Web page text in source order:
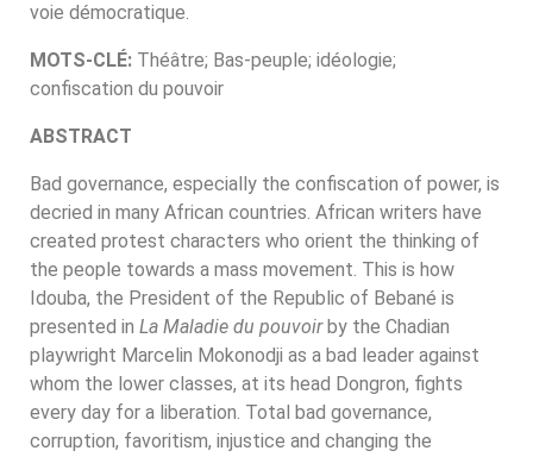
voie démocratique.
MOTS-CLÉ: Théâtre; Bas-peuple; idéologie;
confiscation du pouvoir
ABSTRACT
Bad governance, especially the confiscation of power, is
decried in many African countries. African writers have
created protest characters who orient the thinking of
the people towards a mass movement. This is how
Idouba, the President of the Republic of Bebané is
presented in La Maladie du pouvoirby the Chadian
playwright Marcelin Mokonodji as a bad leader against
whom the lower classes, at its head Dongron, fights
every day for a liberation. Total bad governance,
corruption, favoritism, injustice and changing the